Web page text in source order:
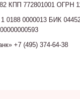
КПП 772801001 ОГРН
0188 0000013 БИК
+7 (495) 374-64-38